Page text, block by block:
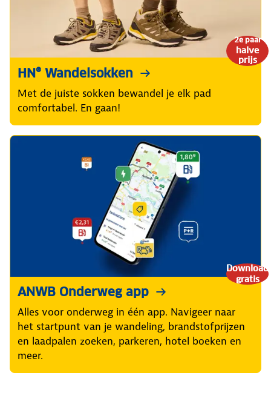
2e paar
halve
prijs
HN® Wandelsokken
Met de juiste sokken bewandel je elk pad
comfortabel. En gaan!
Download
gratis
ANWB Onderweg app
Alles voor onderweg in één app. Navigeer naar
het startpunt van je wandeling, brandstofprijzen
en laadpalen zoeken, parkeren, hotel boeken en
meer.